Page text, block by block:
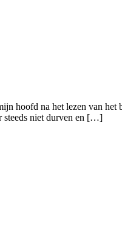
hoofd na het lezen van
steeds niet durven en […]